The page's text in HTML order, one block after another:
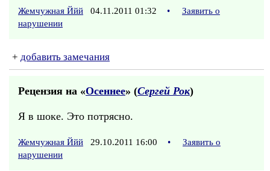
Жемчужная Ййй 04.11.2011 01:32 •
Заявить о
нарушении
+ добавить замечания
Рецензия на «Осеннее» (Сергей Рок)
Я в шоке. Это потрясно.
Жемчужная Ййй 29.10.2011 16:00 •
Заявить о
нарушении